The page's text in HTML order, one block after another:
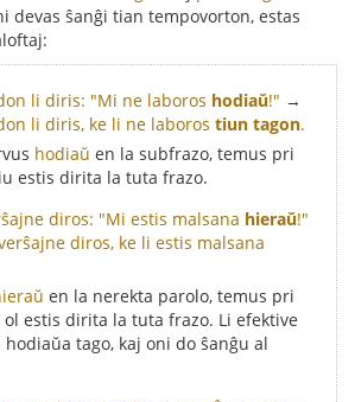
devas ŝanĝi tian tempovorton, estas
li diris: "Mi ne laboros hodiaŭ!" →
li diris, ke li ne laboros tiun tagon.
hodiaŭ en la subfrazo, temus pri
estis dirita la tuta frazo.
diros: "Mi estis malsana hieraŭ!"
diros, ke li estis malsana
en la nerekta parolo, temus pri
estis dirita la tuta frazo. Li efektive
tago, kaj oni do ŝanĝu al